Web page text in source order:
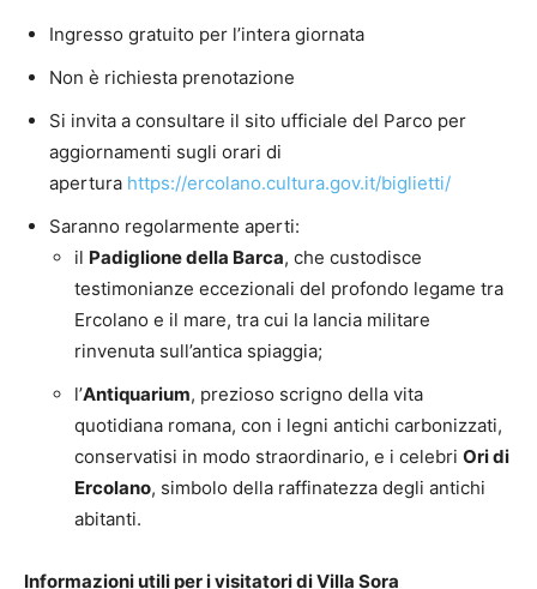
Ingresso gratuito per l’intera giornata
Non è richiesta prenotazione
Si invita a consultare il sito ufficiale del Parco per
aggiornamenti sugli orari di
apertura https://ercolano.cultura.gov.it/biglietti/
Saranno regolarmente aperti:
il Padiglione della Barca, che custodisce
testimonianze eccezionali del profondo legame tra
Ercolano e il mare, tra cui la lancia militare
rinvenuta sull’antica spiaggia;
l’Antiquarium, prezioso scrigno della vita
quotidiana romana, con i legni antichi carbonizzati,
conservatisi in modo straordinario, e i celebri Ori di
Ercolano, simbolo della raffinatezza degli antichi
abitanti.
Informazioni utili per i visitatori di Villa Sora